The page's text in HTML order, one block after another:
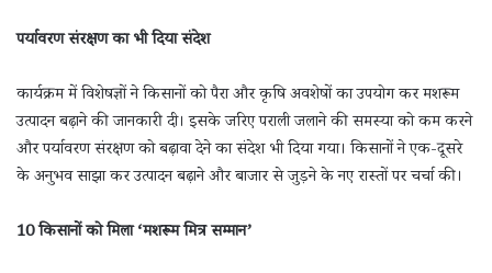
पर्यावरण संरक्षण का भी दिया संदेश
कार्यक्रम में विशेषज्ञों ने किसानों को पैरा और कृषि अवशेषों का उपयोग कर मशरूम
उत्पादन बढ़ाने की जानकारी दी। इसके जरिए पराली जलाने की समस्या को कम करने
और पर्यावरण संरक्षण को बढ़ावा देने का संदेश भी दिया गया। किसानों ने एक-दूसरे
के अनुभव साझा कर उत्पादन बढ़ाने और बाजार से जुड़ने के नए रास्तों पर चर्चा की।
10 किसानों को मिला ‘मशरूम मित्र सम्मान’